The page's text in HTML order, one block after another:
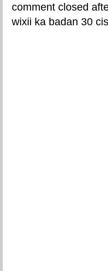
comment closed
wixii ka badan 30